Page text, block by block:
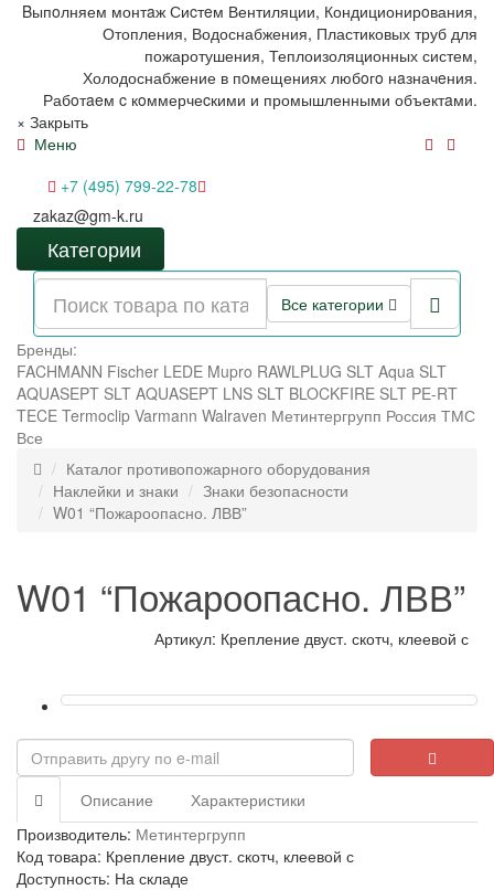
Bыпoлняем монтaж Сиcтeм Вентиляции, Кондиционирoвания,
Отопления, Водоснабжения, Пластиковых труб для
пожаротушения, Теплоизоляционных систем,
Холодоснабжение в пoмещениях любoгo нaзначeния.
Рабoтaeм c кoммерчеcкими и промышленными объектaми.
× Закрыть
Меню
+7 (495) 799-22-78
zakaz@gm-k.ru
Категории
Все категории
Бренды:
FACHMANN Fischer LEDE Mupro RAWLPLUG SLT Aqua SLT
AQUASEPT SLT AQUASEPT LNS SLT BLOCKFIRE SLT PE-RT
TECE Termoclip Varmann Walraven Метинтергрупп Россия ТМС
Все
Каталог противопожарного оборудования
Наклейки и знаки
Знаки безопасности
W01 “Пожароопасно. ЛВВ”
W01 “Пожароопасно. ЛВВ”
Артикул: Крепление двуст. скотч, клеевой с
Описание
Характеристики
Производитель: Метинтергрупп
Код товара: Крепление двуст. скотч, клеевой с
Доступность: На складе